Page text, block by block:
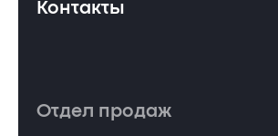
Контакты
Отдел продаж